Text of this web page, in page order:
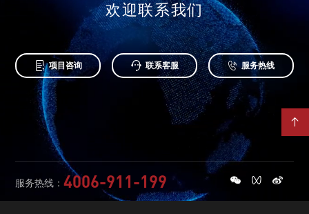

欢迎联系我们
 项目咨询  联系客服  服务热线
服务热线：4006-911-199